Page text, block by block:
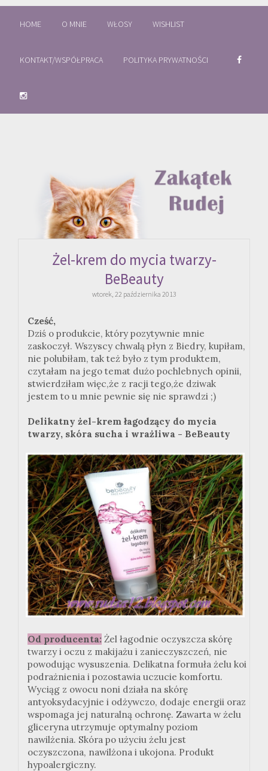
HOME O MNIE WŁOSY WISHLIST
KONTAKT/WSPÓŁPRACA POLITYKA PRYWATNOŚCI
Żel-krem do mycia twarzy-
BeBeauty
wtorek, 22 października 2013
Cześć,
Dziś o produkcie, który pozytywnie mnie
zaskoczył. Wszyscy chwalą płyn z Biedry, kupiłam,
nie polubiłam, tak też było z tym produktem,
czytałam na jego temat dużo pochlebnych opinii,
stwierdziłam więc,że z racji tego,że dziwak
jestem to u mnie pewnie się nie sprawdzi ;)
Delikatny żel-krem łagodzący do mycia
twarzy, skóra sucha i wrażliwa - BeBeauty
Od producenta: Żel łagodnie oczyszcza skórę
twarzy i oczu z makijażu i zanieczyszczeń, nie
powodując wysuszenia. Delikatna formuła żelu koi
podrażnienia i pozostawia uczucie komfortu.
Wyciąg z owocu noni działa na skórę
antyoksydacyjnie i odżywczo, dodaje energii oraz
wspomaga jej naturalną ochronę. Zawarta w żelu
gliceryna utrzymuje optymalny poziom
nawilżenia. Skóra po użyciu żelu jest
oczyszczona, nawilżona i ukojona. Produkt
hypoalergiczny.